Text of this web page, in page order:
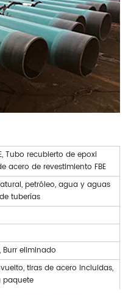
Tubo recubierto de epoxi
acero de revestimiento FBE
petróleo, agua y aguas
tuberías
Burr eliminado
tiras de acero incluidas,
paquete